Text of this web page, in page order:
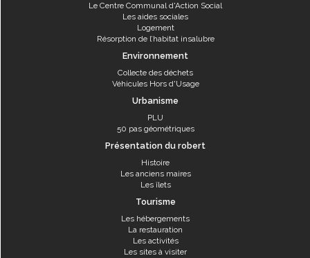
Le Centre Communal d'Action Social
Les aides sociales
Logement
Résorption de l’habitat insalubre
Environnement
Collecte des déchets
Véhicules Hors d'Usage
Urbanisme
PLU
50 pas géométriques
Présentation du robert
Histoire
Les anciens maires
Les îlets
Tourisme
Les hébergements
La restauration
Les activités
Les sites à visiter